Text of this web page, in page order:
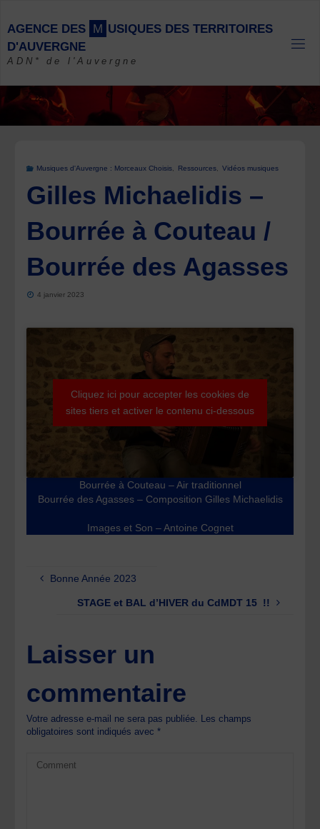
content
AGENCE DES M USIQUES DES TERRITOIRES
D'AUVERGNE
ADN* de l'Auvergne
Musiques d'Auvergne : Morceaux Choisis Ressources Vidéos musiques
Gilles Michaelidis –
Bourrée à Couteau /
Bourrée des Agasses
4 janvier 2023
Cliquez ici pour accepter les cookies de
sites tiers et activer le contenu ci-dessous
Bourrée à Couteau – Air traditionnel
Bourrée des Agasses – Composition Gilles Michaelidis
Images et Son – Antoine Cognet
Bonne Année 2023
STAGE et BAL d’HIVER du CdMDT 15 !!
Laisser un
commentaire
Votre adresse e-mail ne sera pas publiée. Les champs
obligatoires sont indiqués avec*